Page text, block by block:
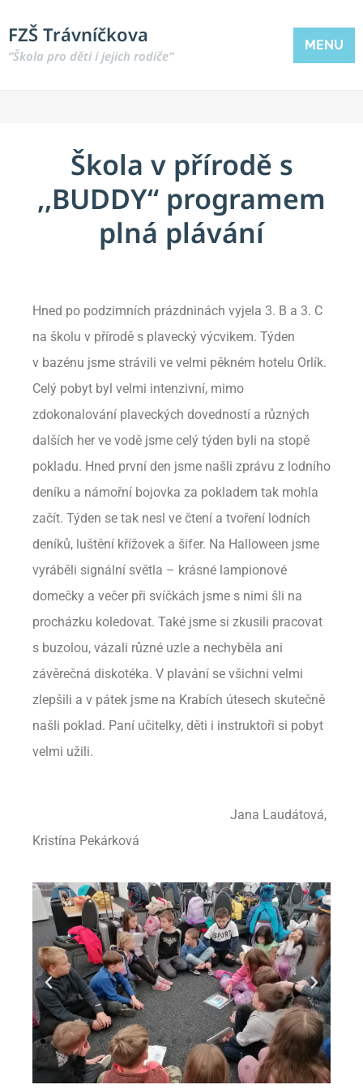
FZŠ Trávníčkova
“Škola pro děti i jejich rodiče“
MENU
Škola v přírodě s
,,BUDDY“ programem
plná plávání
Hned po podzimních prázdninách vyjela 3. B a 3. C
na školu v přírodě s plavecký výcvikem. Týden
v bazénu jsme strávili ve velmi pěkném hotelu Orlík.
Celý pobyt byl velmi intenzivní, mimo
zdokonalování plaveckých dovedností a různých
dalších her ve vodě jsme celý týden byli na stopě
pokladu. Hned první den jsme našli zprávu z lodního
deníku a námořní bojovka za pokladem tak mohla
začít. Týden se tak nesl ve čtení a tvoření lodních
deníků, luštění křížovek a šifer. Na Halloween jsme
vyráběli signální světla – krásné lampionové
domečky a večer při svíčkách jsme s nimi šli na
procházku koledovat. Také jsme si zkusili pracovat
s buzolou, vázali různé uzle a nechyběla ani
závěrečná diskotéka. V plavání se všichni velmi
zlepšili a v pátek jsme na Krabích útesech skutečně
našli poklad. Paní učitelky, děti i instruktoři si pobyt
velmi užili.
Jana Laudátová,
Kristína Pekárková